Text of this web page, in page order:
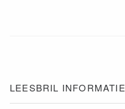
LEESBRIL INFORMATIE